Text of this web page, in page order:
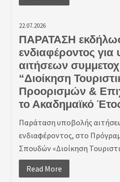
22.07.2026
ΠΑΡΑΤΑΣΗ
ενδιαφέροντος
αιτήσεων
“Διοίκηση
Προορισμών &
το Ακαδημαϊκό
Παράταση υποβολής
ενδιαφέροντος, στο
Σπουδών «Διοίκηση
Read More